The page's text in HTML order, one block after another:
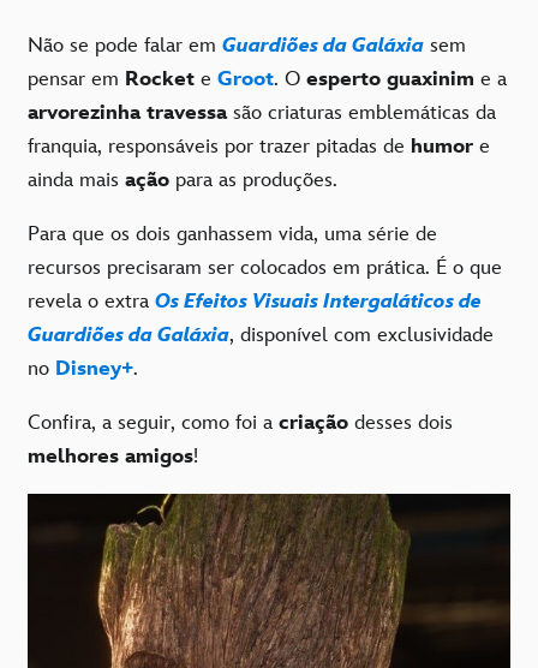
Não se pode falar em Guardiões da Galáxia sem
pensar em Rocket e Groot. O esperto guaxinim e a
arvorezinha travessasão criaturas emblemáticas da
franquia, responsáveis por trazer pitadas de humor e
ainda mais ação para as produções.
Para que os dois ganhassem vida, uma série de
recursos precisaram ser colocados em prática. É o que
revela o extra Os Efeitos Visuais Intergaláticos de
Guardiões da Galáxia, disponível com exclusividade
no Disney+.
Confira, a seguir, como foi a criação desses dois
melhores amigos!